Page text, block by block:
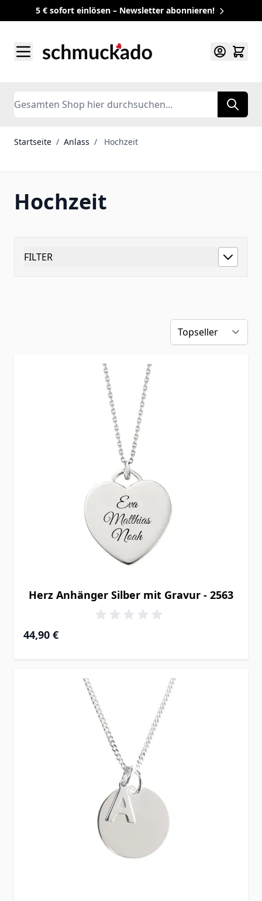
5 € sofort einlösen – Newsletter abonnieren!
Search
Startseite / Anlass / Hochzeit
Hochzeit
FILTER
Herz Anhänger Silber mit Gravur - 2563
44,90 €